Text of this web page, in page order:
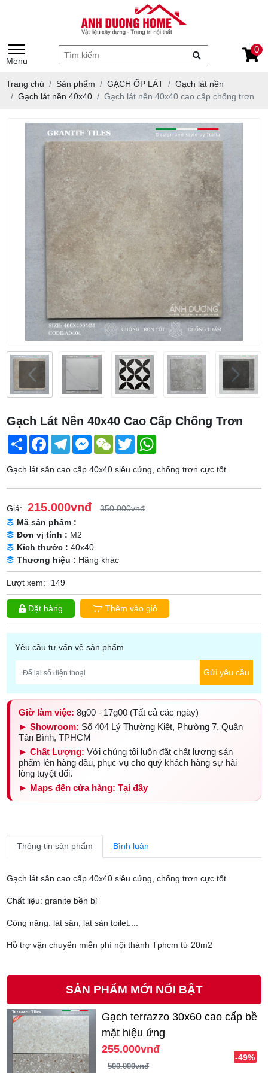
Menu
0
Trang chủ Sản phẩm GẠCH ỐP LÁT
Gạch lát nền
Gạch lát nền 40x40
Gạch lát nền 40x40 cao cấp chống trơn
Gạch Lát Nền 40x40 Cao Cấp Chống Trơn
Share FacebookTelegramMessenger
WeChatTwitter
Gạch lát sân cao cấp 40x40 siêu cứng, chống trơn cực tốt
Giá: 215.000vnđ
350.000vnđ
Mã sản phẩm :
Đơn vị tính : M2
Kích thước :40x40
Thương hiệu : Hãng khác
Lượt xem: 149
Đặt hàng Thêm vào giỏ
Yêu cầu tư vấn về sản phẩm
Gửi yêu cầu
Giờ làm việc: 8g00 - 17g00 (Tất cả các ngày)
► Showroom: Số 404 Lý Thường Kiệt, Phường 7, Quận
Tân Bình, TPHCM
► Chất Lượng: Với chúng tôi luôn đặt chất lượng sản
phẩm lên hàng đầu, phục vụ cho quý khách hàng sự hài
lòng tuyệt đối.
► Maps đến cửa hàng: Tại đây
Thông tin sản phẩm Bình luận
Gạch lát sân cao cấp 40x40 siêu cứng, chống trơn cực tốt
Chất liệu: granite bền bỉ
Công năng: lát sân, lát sàn toilet....
Hỗ trợ vận chuyển miễn phí nội thành Tphcm từ 20m2
SẢN PHẨM MỚI NỔI BẬT
Gạch terrazzo 30x60 cao cấp bề
mặt hiệu ứng
255.000vnđ
500.000vnđ
-49%